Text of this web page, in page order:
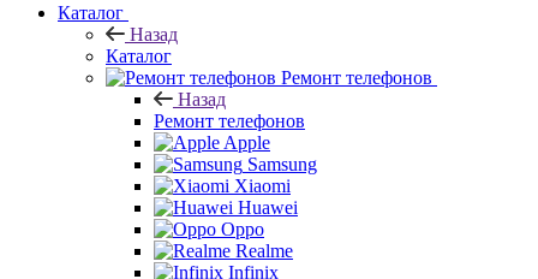
Каталог
Назад
Каталог
Ремонт телефонов
Назад
Ремонт телефонов
Apple
Samsung
Xiaomi
Huawei
Oppo
Realme
Infinix